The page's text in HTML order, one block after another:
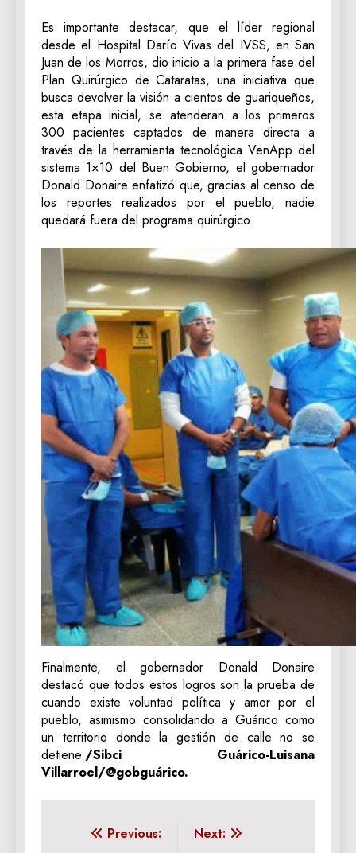
‎Es importante destacar, que el líder regional
desde el Hospital Darío Vivas del IVSS, en San
Juan de los Morros, dio inicio a la primera fase del
Plan Quirúrgico de Cataratas, una iniciativa que
busca devolver la visión a cientos de guariqueños,
esta etapa inicial, se atenderan a los primeros
300 pacientes captados de manera directa a
través de la herramienta tecnológica VenApp del
sistema 1×10 del Buen Gobierno, el gobernador
Donald Donaire enfatizó que, gracias al censo de
los reportes realizados por el pueblo, nadie
quedará fuera del programa quirúrgico.
‎Finalmente, el gobernador Donald Donaire
destacó que todos estos logros son la prueba de
cuando existe voluntad política y amor por el
pueblo, asimismo consolidando a Guárico como
un territorio donde la gestión de calle no se
detiene./Sibci Guárico-Luisana
Villarroel/@gobguárico.
Navegación
Previous:
Next: